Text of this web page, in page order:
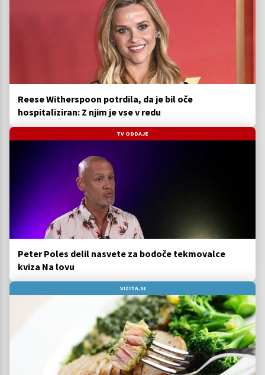
Reese Witherspoon potrdila, da je bil oče
hospitaliziran: Z njim je vse v redu
TV ODDAJE
Peter Poles delil nasvete za bodoče tekmovalce
kviza Na lovu
VIZITA.SI